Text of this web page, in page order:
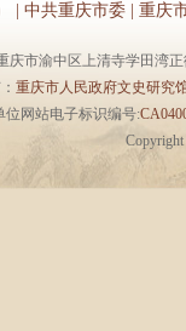
中共重庆市委 重庆
庆市渝中区上清寺学田湾
重庆市人民政府文史研究
位网站电子标识编号: